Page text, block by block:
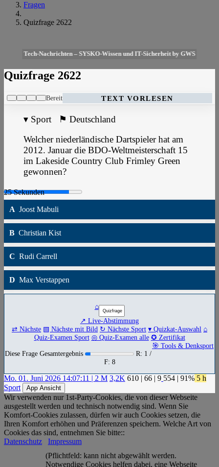
Fragen
Quizfrage 2622
Tech-Nachrichten – SYSKO-Wissen und IT-Sicherheit by GWS
Quizfrage 2622
Bereit TEXT VORLESEN
▾ Sport ⚑ Deutschland
Welcher niederländische Dartspieler hat am
2012. Januar die BDO-Weltmeisterschaft 15
im Lakeside Country Club Frimley Green
gewonnen?
A Joost Mabuli
B Christian Kist
C Rudi Carrell
D Max Verstappen
⌂
↗ Live-Abstimmung
⇄ Nächste ▧ Nächste mit Bild ↻ Nächste Sport ▾ Quizkat-Auswahl ⌂
Quiz-Examen Sport ◎ Quiz-Examen alle ✪ Zertifikat
🎯 Tools & Denksport
Diese Frage Gesamtergebnis
R: 1 /
F: 8
Mo. 01. Juni 2026 14:07:11 | 2 M 3,2K 610 | 66 | 9 554 | 91% 5 h
Sport
App Ansicht
Wir verwenden nur 1st-Party-Cookies, die von dieser Webseite
ausgestellt werden und technisch notwendig sind. Wenn Sie
Komfort-Cookies zulassen, dürfen wir auch Cookies setzen, die
Ihren Komfort erhöhen und Präferenzen speichern. Welche Art von
Cookies das sind, entnehmen Sie bitte::
Datenschutz
Impressum
(Pflichtfeld: kann nicht abgewählt werden.
Notwendige Cookies helfen dabei, eine Webseite